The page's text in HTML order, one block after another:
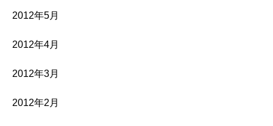
2012年5月
2012年4月
2012年3月
2012年2月